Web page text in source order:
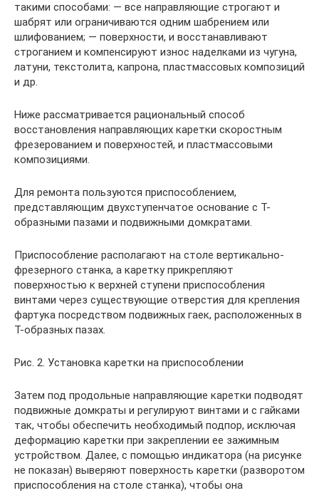
такими способами: — все направляющие строгают и
шабрят или ограничиваются одним шабрением или
шлифованием; — поверхности, и восстанавливают
строганием и компенсируют износ наделками из чугуна,
латуни, текстолита, капрона, пластмассовых композиций
и др.
Ниже рассматривается рациональный способ
восстановления направляющих каретки скоростным
фрезерованием и поверхностей, и пластмассовыми
композициями.
Для ремонта пользуются приспособлением,
представляющим двухступенчатое основание с Т-
образными пазами и подвижными домкратами.
Приспособление располагают на столе вертикально-
фрезерного станка, а каретку прикрепляют
поверхностью к верхней ступени приспособления
винтами через существующие отверстия для крепления
фартука посредством подвижных гаек, расположенных в
Т-образных пазах.
Рис. 2. Установка каретки на приспособлении
Затем под продольные направляющие каретки подводят
подвижные домкраты и регулируют винтами и с гайками
так, чтобы обеспечить необходимый подпор, исключая
деформацию каретки при закреплении ее зажимным
устройством. Далее, с помощью индикатора (на рисунке
не показан) выверяют поверхность каретки (разворотом
приспособления на столе станка), чтобы она